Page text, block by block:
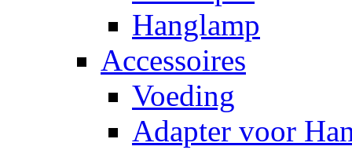
Hanglamp
Accessoires
Voeding
Adapter voor